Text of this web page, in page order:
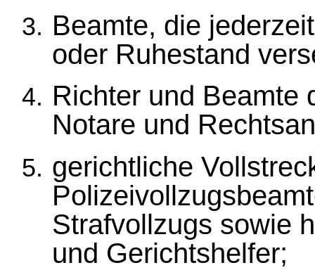
Beamte, die
oder Ruhestand
Richter und Beamte
Notare und
gerichtliche
Strafvollzugs sowie
und Gerichtshelfer;